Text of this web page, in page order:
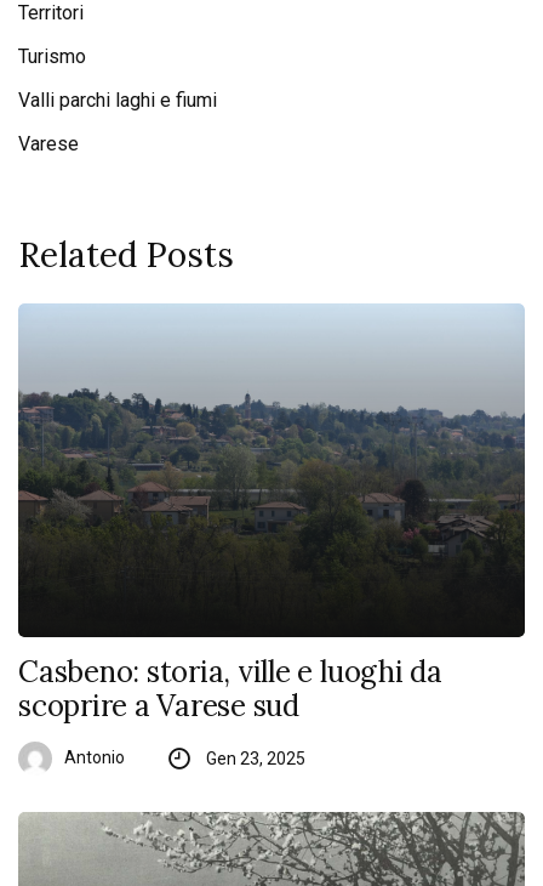
Territori
Turismo
Valli parchi laghi e fiumi
Varese
Related Posts
Casbeno: storia, ville e luoghi da
scoprire a Varese sud
Antonio Gen 23, 2025